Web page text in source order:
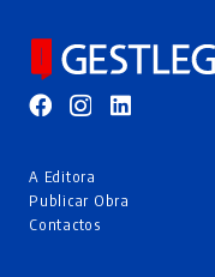
A Editora
Publicar Obra
Contactos